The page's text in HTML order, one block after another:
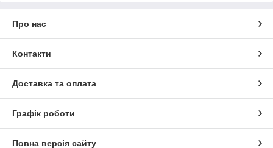
Про нас
Контакти
Доставка та оплата
Графік роботи
Повна версія сайту